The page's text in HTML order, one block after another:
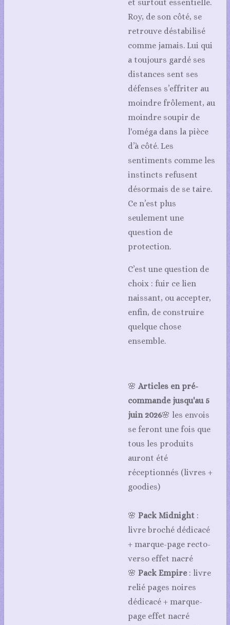
et surtout essentielle.
Roy, de son côté, se
retrouve déstabilisé
comme jamais. Lui qui
a toujours gardé ses
distances sent ses
défenses s’effriter au
moindre frôlement, au
moindre soupir de
l'oméga dans la pièce
d’à côté. Les
sentiments comme les
instincts refusent
désormais de se taire.
Ce n’est plus
seulement une
question de
protection.
C’est une question de
choix : fuir ce lien
naissant, ou accepter,
enfin, de construire
quelque chose
ensemble.
🌸 Articles en pré-
commande jusqu'au 5
juin 2026🌸 les envois
se feront une fois que
tous les produits
auront été
réceptionnés (livres +
goodies)
🌸 Pack Midnight :
livre broché dédicacé
+ marque-page recto-
verso effet nacré
🌸 Pack Empire: livre
relié pages noires
dédicacé + marque-
page effet nacré